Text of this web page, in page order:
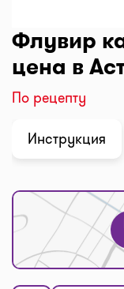
Флувир
цена в
По рецепту
Инструкция